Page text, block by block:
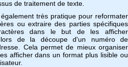
de traitement de texte.
très pratique pour reformater
ou extraire des parties spécifiques
dans le but de les afficher
lors de la découpe d'un numéro de
Cela permet de mieux organiser
afficher dans un format plus lisible ou